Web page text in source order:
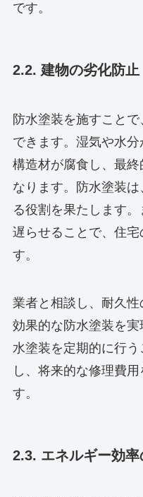
です。
2.2. 建物の劣化防止
防水塗装を施すこと
できます。湿気や水
構造材が腐食し、最
なります。防水塗装
る役割を果たします
遅らせることで、住
す。
業者と相談し、耐久性
効果的な防水塗装を
水塗装を定期的に行
し、将来的な修理費
す。
2.3. エネルギー効率